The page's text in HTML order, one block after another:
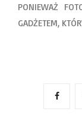
PONIEWAŻ
GADŻETEM,